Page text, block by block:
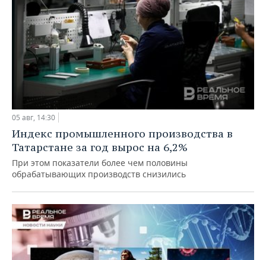
05 авг, 14:30
Индекс промышленного производства в
Татарстане за год вырос на 6,2%
При этом показатели более чем половины
обрабатывающих производств снизились